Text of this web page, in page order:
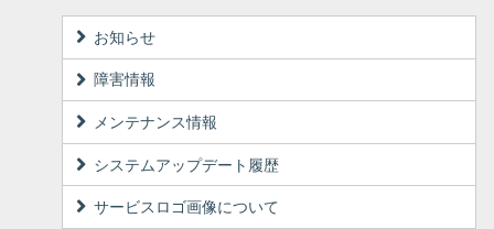
お知らせ
障害情報
メンテナンス情報
システムアップデート履歴
サービスロゴ画像について